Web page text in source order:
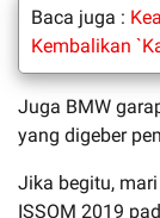
Baca juga :
Kembalikan
Juga BMW
yang digeber
Jika begitu,
ISSOM 2019